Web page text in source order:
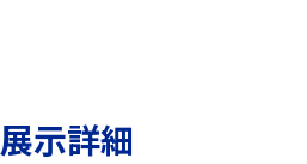
展示詳細